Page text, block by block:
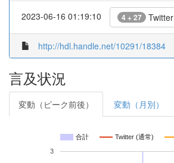
2023-06-16 01:19:10 4 + 27 Twitter
http://hdl.handle.net/10291/18384
言及状況
変動（ピーク前後） 変動（月別）
合計 Twitter (通常)
3